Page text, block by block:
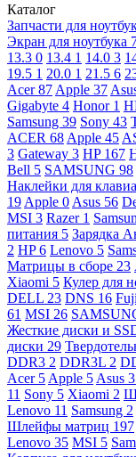
Каталог
Запчасти для
Экран для ноутбука
13.3 0 13.4 1 14.0 3
19.5 1 20.0 1 21.5 6
Acer87 Apple 37
Gigabyte 4 Honor 1
Samsung 39 Sony 43
ACER 68 Apple 45
3 Gateway 3 HP 167
Bell 5 SAMSUNG 98
Наклейки для
19 Apple 0 Asus 56
MSI 3 Razer 1
питания 5 Зарядка
2 HP6 Lenovo 5
Матрицы в сборе 23
Xiaomi 5 Кулер для
DELL 23 DNS 16
61 MSI 26
Жесткие диски и
диски 29
DDR3 2 DDR3L 2
Acer 5 Apple 5 Asus
11 Sony 5 Xiaomi 2
Lenovo 11 Samsung 2
Шлейфы матриц 197
Lenovo 35 MSI 5